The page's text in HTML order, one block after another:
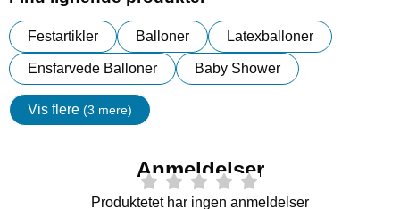
Festartikler Balloner Latexballoner
Ensfarvede Balloner Baby Shower
Vis flere (3 mere)
Egenskaper
Anmeldelser
Produktetet har ingen anmeldelser